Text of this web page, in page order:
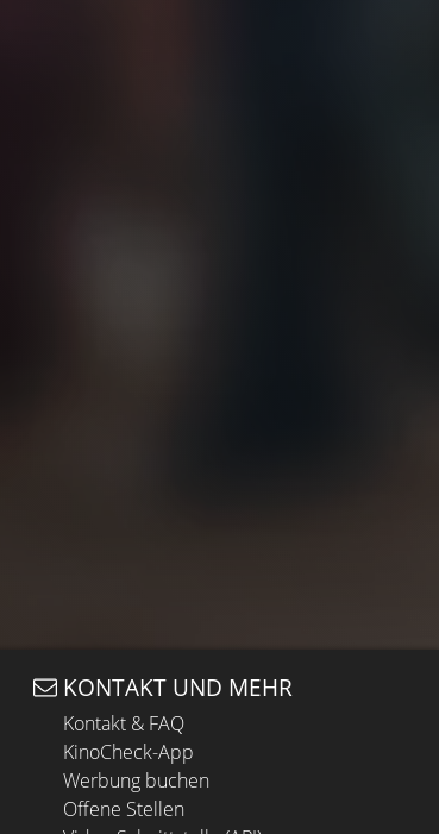
KONTAKT UND MEHR
Kontakt & FAQ
KinoCheck-App
Werbung buchen
Offene Stellen